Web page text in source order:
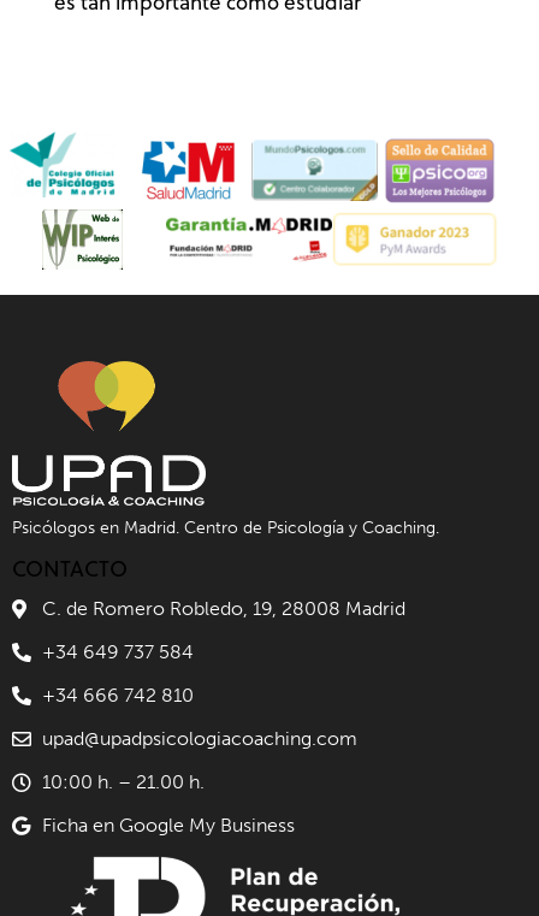
Psicólogos en Madrid. Centro de Psicología y Coaching.
CONTACTO
C. de Romero Robledo, 19, 28008 Madrid
+34 649 737 584
+34 666 742 810
upad@upadpsicologiacoaching.com
10:00 h. – 21.00 h.
Ficha en Google My Business